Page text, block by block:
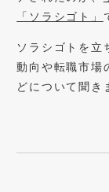
「ソラシゴト」
ソラシゴトを立
動向や転職市場
どについて聞き